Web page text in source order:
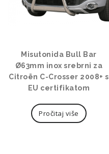
Misutonida Bull Bar
Ø63mm inox srebrni za
Citroën C-Crosser 2008+ s
EU certifikatom
Pročitaj više